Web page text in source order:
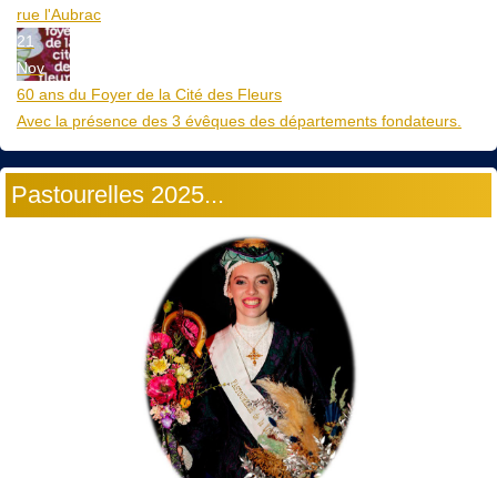
rue l'Aubrac
21
Nov
60 ans du Foyer de la Cité des Fleurs
Avec la présence des 3 évêques des départements fondateurs.
Pastourelles 2025...